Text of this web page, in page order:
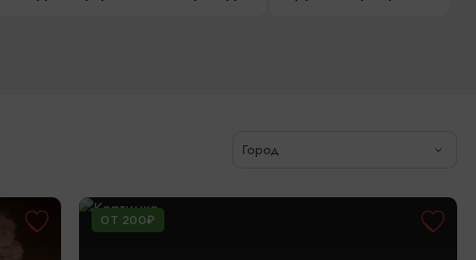
Город
ОТ 200₽